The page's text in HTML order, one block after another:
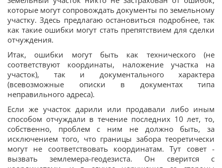
которые могут сопровождать документы по земельному
участку. Здесь предлагаю остановиться подробнее, так
как такие ошибки могут стать препятствием для сделки
отчуждения.
Итак, ошибки могут быть как технического (не
соответствуют координаты, наложение участка на
участок), так и документального характера
(всевозможные описки в документах типа
неправильного адреса).
Если же участок дарили или продавали либо иным
способом отчуждали в течение последних 10 лет, то,
собственно, проблем с ним не должно быть, за
исключением того, что границы забора теоретически
могут не соответствовать координатам. Тут совет -
вызвать землемера-геодезиста. Он сверится с